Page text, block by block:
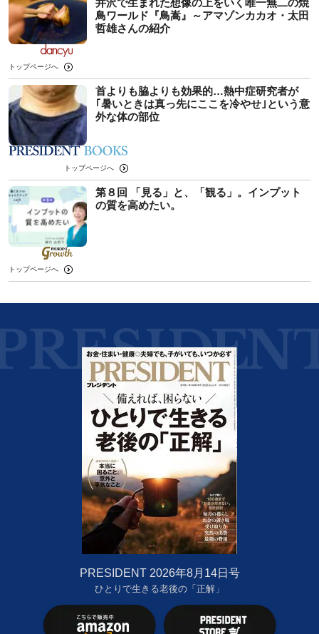
井沢で生まれた想像の上をいく唯一無二の焼
鳥ワールド『鳥嵩』～アマゾンカカオ・太田
哲雄さんの紹介
トップページへ
首よりも脇よりも効果的…熱中症研究者が
｢暑いときは真っ先にここを冷やせ｣という意
外な体の部位
トップページへ
第８回 「見る」と、「観る」。インプット
の質を高めたい。
トップページへ
PRESIDENT 2026年8月14日号
ひとりで生きる老後の「正解」